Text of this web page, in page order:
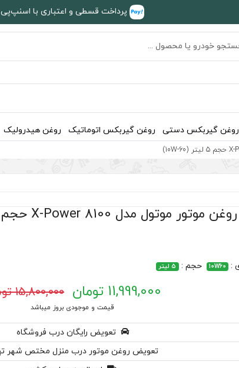
پرداخت قسطی و اعتباری با اسنپ‌پی
روغن گیربکس دستی روغن گیربکس اتوماتیک روغن هیدرولیک